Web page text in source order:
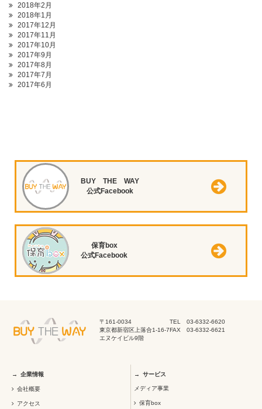
2018年2月
2018年1月
2017年12月
2017年11月
2017年10月
2017年9月
2017年8月
2017年7月
2017年6月
BUY THE WAY
公式Facebook
保育box
公式Facebook
〒161-0034
東京都新宿区上落合1-16-7
エヌケイビル9階
TEL 03-6332-6620
FAX 03-6332-6621
企業情報
会社概要
アクセス
サービス
メディア事業
保育box